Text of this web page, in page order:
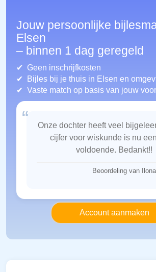
Jouw persoonlijke
Elsen
– binnen 1 dag geregeld
Geen inschrijfkosten
Bijles bij je thuis in Elsen en
Vaste match op basis van jouw
“
Onze dochter heeft veel
cijfer voor wiskunde is nu
voldoende. Bedankt!!
Beoordeling van
Account aanmaken